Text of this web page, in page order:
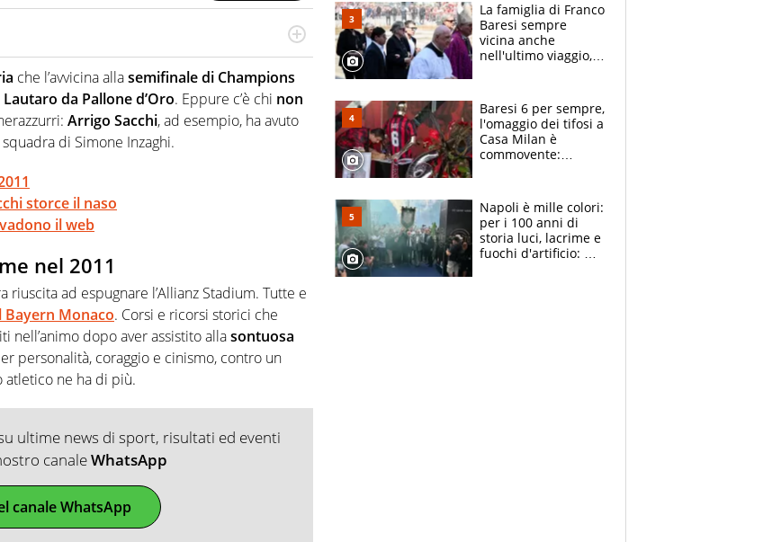
di calcio in tutte le sue sfaccettature, con una
minori.
che l’avvicina allasemifinale di Champions
Lautaro da Pallone d’Oro. Eppure c’è chi non
Arrigo Sacchi, ad esempio, ha avuto
di Simone Inzaghi.
storce il naso
il web
nel 2011
riuscita ad espugnare l’Allianz Stadium. Tutte e
Bayern Monaco. Corsi e ricorsi storici che
nell’animo dopo aver assistito allasontuosa
personalità, coraggio e cinismo, contro un
atletico ne ha di più.
ultime news di sport, risultati ed eventi
canaleWhatsApp
canale WhatsApp
La famiglia di Franco
Baresi sempre
vicina anche
nell'ultimo viaggio,
circondati
dall'affetto dei tifosi
Baresi 6 per sempre,
l'omaggio dei tifosi a
Casa Milan è
commovente:
bigliettini
Napoli è mille colori:
per i 100 anni di
storia luci, lacrime e
fuochi d'artificio: De